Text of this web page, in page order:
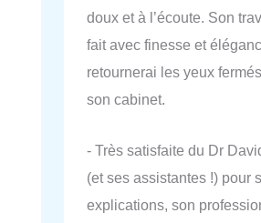
doux et à l’écoute. Son
fait avec finesse et
retournerai les yeux
son cabinet.
- Très satisfaite du Dr
(et ses assistantes !) pour
explications, son